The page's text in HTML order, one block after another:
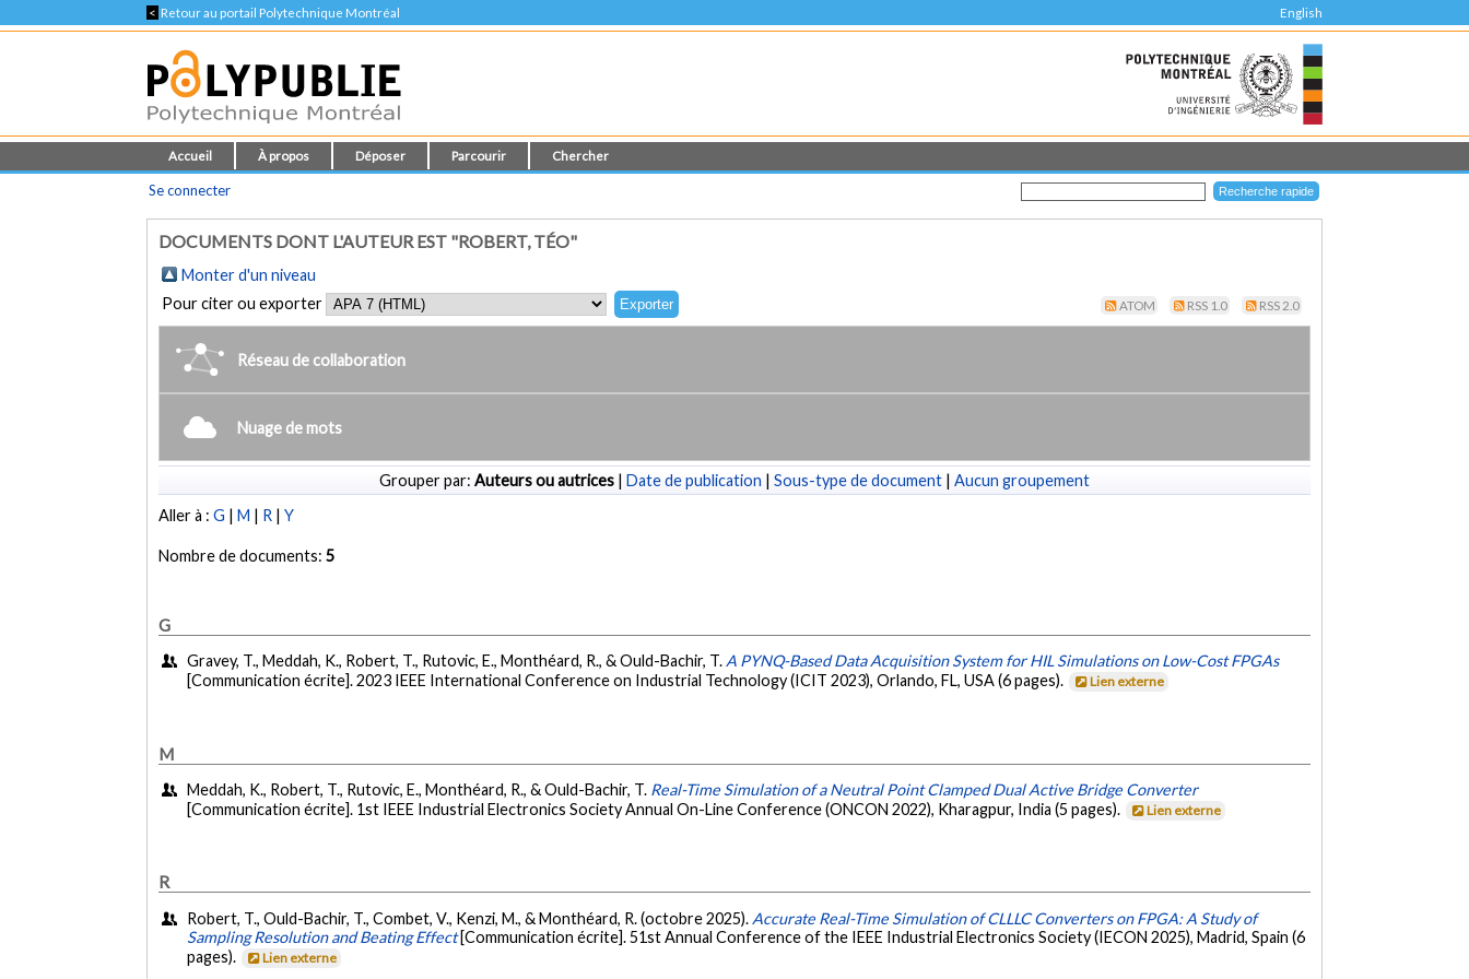
< Retour au portail Polytechnique Montréal English
Accueil À propos Déposer Parcourir Chercher
Se connecter
DOCUMENTS DONT L'AUTEUR EST "ROBERT, TÉO"
Monter d'un niveau
Pour citer ou exporter
ATOM RSS 1.0 RSS 2.0
Réseau de collaboration
Nuage de mots
Grouper par: Auteurs ou autrices | Date de publication | Sous-type de document | Aucun groupement
Aller à :G |M | R |Y
Nombre de documents:5
G
Gravey, T., Meddah, K., Robert, T., Rutovic, E., Monthéard, R., & Ould-Bachir, T. A PYNQ-Based Data Acquisition System for HIL Simulations on Low-Cost FPGAs
[Communication écrite]. 2023 IEEE International Conference on Industrial Technology (ICIT 2023), Orlando, FL, USA (6 pages).
Lien externe
M
Meddah, K., Robert, T., Rutovic, E., Monthéard, R., & Ould-Bachir, T. Real-Time Simulation of a Neutral Point Clamped Dual Active Bridge Converter
[Communication écrite]. 1st IEEE Industrial Electronics Society Annual On-Line Conference (ONCON 2022), Kharagpur, India (5 pages).
Lien externe
R
Robert, T., Ould-Bachir, T., Combet, V., Kenzi, M., & Monthéard, R. (octobre 2025). Accurate Real-Time Simulation of CLLLC Converters on FPGA: A Study of
Sampling Resolution and Beating Effect [Communication écrite]. 51st Annual Conference of the IEEE Industrial Electronics Society (IECON 2025), Madrid, Spain (6
pages).
Lien externe